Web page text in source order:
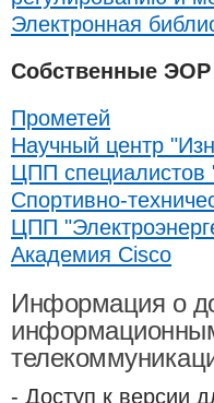
Электронная
Собственные
Прометей
Научный центр
ЦПП специалистов
Спортивно-
ЦПП
Академия Cisco
Информация о
- Доступ к версии